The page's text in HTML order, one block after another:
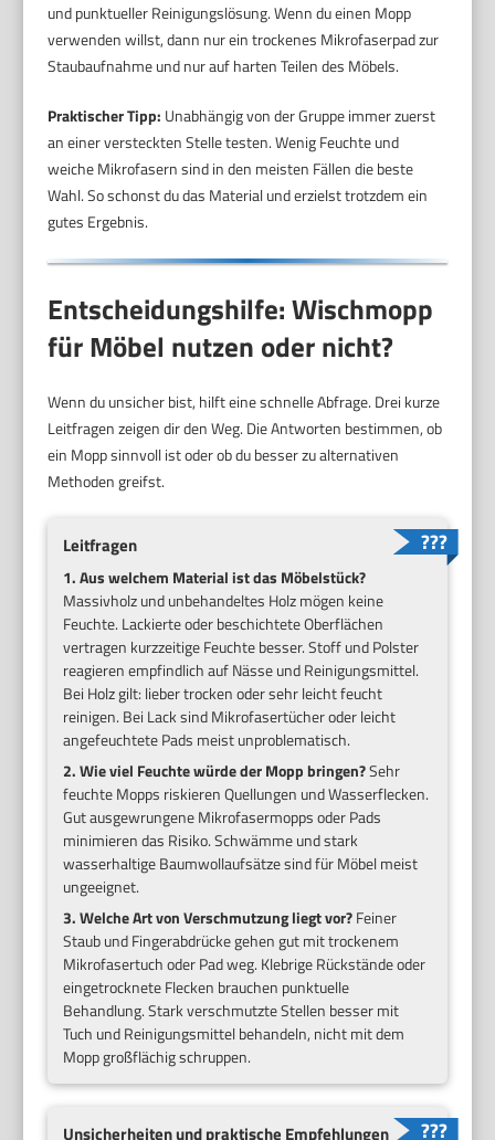
und punktueller Reinigungslösung. Wenn du einen Mopp
verwenden willst, dann nur ein trockenes Mikrofaserpad zur
Staubaufnahme und nur auf harten Teilen des Möbels.
Praktischer Tipp: Unabhängig von der Gruppe immer zuerst
an einer versteckten Stelle testen. Wenig Feuchte und
weiche Mikrofasern sind in den meisten Fällen die beste
Wahl. So schonst du das Material und erzielst trotzdem ein
gutes Ergebnis.
Entscheidungshilfe: Wischmopp
für Möbel nutzen oder nicht?
Wenn du unsicher bist, hilft eine schnelle Abfrage. Drei kurze
Leitfragen zeigen dir den Weg. Die Antworten bestimmen, ob
ein Mopp sinnvoll ist oder ob du besser zu alternativen
Methoden greifst.
Leitfragen
1. Aus welchem Material ist das Möbelstück?
Massivholz und unbehandeltes Holz mögen keine
Feuchte. Lackierte oder beschichtete Oberflächen
vertragen kurzzeitige Feuchte besser. Stoff und Polster
reagieren empfindlich auf Nässe und Reinigungsmittel.
Bei Holz gilt: lieber trocken oder sehr leicht feucht
reinigen. Bei Lack sind Mikrofasertücher oder leicht
angefeuchtete Pads meist unproblematisch.
2. Wie viel Feuchte würde der Mopp bringen?Sehr
feuchte Mopps riskieren Quellungen und Wasserflecken.
Gut ausgewrungene Mikrofasermopps oder Pads
minimieren das Risiko. Schwämme und stark
wasserhaltige Baumwollaufsätze sind für Möbel meist
ungeeignet.
3. Welche Art von Verschmutzung liegt vor?Feiner
Staub und Fingerabdrücke gehen gut mit trockenem
Mikrofasertuch oder Pad weg. Klebrige Rückstände oder
eingetrocknete Flecken brauchen punktuelle
Behandlung. Stark verschmutzte Stellen besser mit
Tuch und Reinigungsmittel behandeln, nicht mit dem
Mopp großflächig schruppen.
Unsicherheiten und praktische Empfehlungen